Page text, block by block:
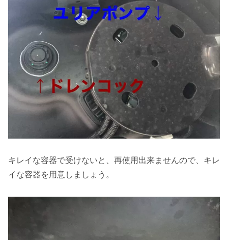
キレイな容器で受けないと、再使用出来ませんので、キレ
イな容器を用意しましょう。